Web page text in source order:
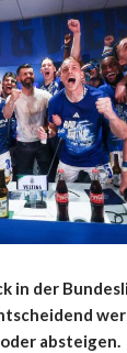
in der
absteigen.